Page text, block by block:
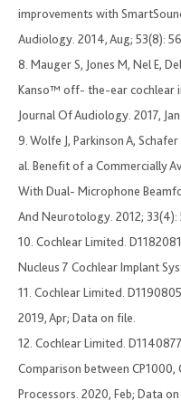
improvements with
Audiology. 2014, Aug; 53(8):
8. Mauger S, Jones M, Nel E,
Kanso™ off- the-ear cochlear
Journal Of Audiology. 2017,
9. Wolfe J, Parkinson A,
al. Benefit of a Commercially
With Dual- Microphone
And Neurotology. 2012; 33(4):
10. Cochlear Limited.
Nucleus 7 Cochlear Implant
11. Cochlear Limited.
2019, Apr; Data on file.
12. Cochlear Limited.
Comparison between CP1000,
Processors. 2020, Feb; Data on